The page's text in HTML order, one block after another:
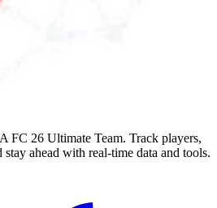
FC 26 Ultimate Team. Track players,
ahead with real-time data and tools.